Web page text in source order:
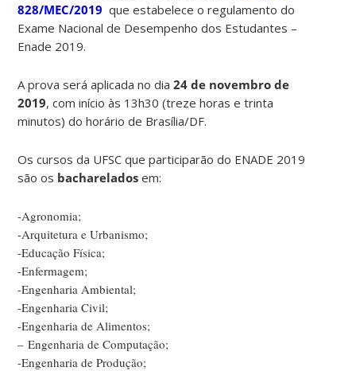
828/MEC/2019 que estabelece o regulamento do
Exame Nacional de Desempenho dos Estudantes –
Enade 2019.
A prova será aplicada no dia24 de novembro de
2019, com início às 13h30 (treze horas e trinta
minutos) do horário de Brasília/DF.
Os cursos da UFSC que participarão do ENADE 2019
são os bacharelados em:
-Agronomia;
-Arquitetura e Urbanismo;
-Educação Física;
-Enfermagem;
-Engenharia Ambiental;
-Engenharia Civil;
-Engenharia de Alimentos;
– Engenharia de Computação;
-Engenharia de Produção;